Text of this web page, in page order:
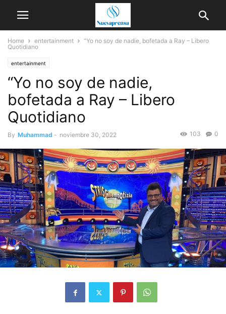
Home entertainment
“Yo no soy de nadie, bofetada a Ray – Libero
Quotidiano
entertainment
“Yo no soy de nadie,
bofetada a Ray – Libero
Quotidiano
By Muhammad - noviembre 30, 2022 0
103